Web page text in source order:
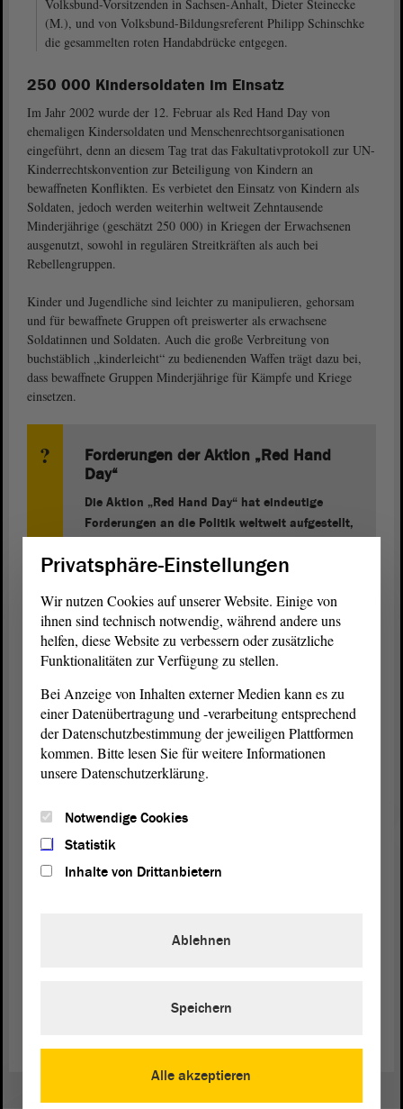
Volksbund-Vorsitzenden in Sachsen-Anhalt, Dieter Steinecke
(M.), und von Volksbund-Bildungsreferent Philipp Schinschke
die gesammelten roten Handabdrücke entgegen.
250 000 Kindersoldaten im Einsatz
Im Jahr 2002 wurde der 12. Februar als Red Hand Day von
ehemaligen Kindersoldaten und Menschenrechtsorganisationen
eingeführt, denn an diesem Tag trat das Fakultativprotokoll zur UN-
Kinderrechtskonvention zur Beteiligung von Kindern an
bewaffneten Konflikten. Es verbietet den Einsatz von Kindern als
Soldaten, jedoch werden weiterhin weltweit Zehntausende
Minderjährige (geschätzt 250 000) in Kriegen der Erwachsenen
ausgenutzt, sowohl in regulären Streitkräften als auch bei
Rebellengruppen.
Kinder und Jugendliche sind leichter zu manipulieren, gehorsam
und für bewaffnete Gruppen oft preiswerter als erwachsene
Soldatinnen und Soldaten. Auch die große Verbreitung von
buchstäblich „kinderleicht“ zu bedienenden Waffen trägt dazu bei,
dass bewaffnete Gruppen Minderjährige für Kämpfe und Kriege
einsetzen.
Forderungen der Aktion „Red Hand
Day“
Die Aktion „Red Hand Day“ hat eindeutige
Forderungen an die Politik weltweit aufgestellt,
in Armeen, bewaffneten Gruppen oder
anderen militärischen Verbänden eingesetzt
oder geschult werden
Bestrafung der Verantwortlichen
Versorgung, Schutz und politisches Asyl für
ehemalige Kindersoldat/innen
Finanzielle Unterstützung von
Hilfsprogrammen für Kindersoldat/innen
Stopp von Waffenexporten
Förderung von Friedenserziehung
Zur „Red Hand Day“-Website (Link)
„Red Hand Day“bei UNICEF
Privatsphäre-Einstellungen
Wir nutzen Cookies auf unserer Website. Einige von
ihnen sind technisch notwendig, während andere uns
helfen, diese Website zu verbessern oder zusätzliche
Funktionalitäten zur Verfügung zu stellen.
Bei Anzeige von Inhalten externer Medien kann es zu
einer Datenübertragung und -verarbeitung entsprechend
der Datenschutzbestimmung der jeweiligen Plattformen
kommen. Bitte lesen Sie für weitere Informationen
unsere Datenschutzerklärung.
Notwendige Cookies
Statistik
Inhalte von Drittanbietern
Alle akzeptieren
Ablehnen
Speichern